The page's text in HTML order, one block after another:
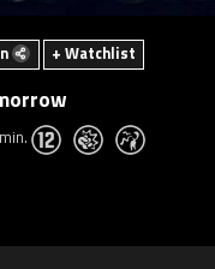
+ Watchlist